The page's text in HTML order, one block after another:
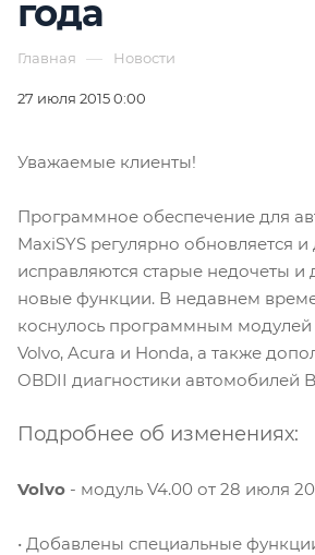
года
Главная — Новости
27 июля 2015 0:00
Уважаемые клиенты!
Программное обеспечение для
MaxiSYS регулярно обновляется
исправляются старые недочеты и
новые функции. В недавнем
коснулось программным
Volvo, Acura и Honda, а также
OBDII диагностики автомобилей
Подробнее об изменениях:
Volvo - модуль V4.00 от 28 июля
• Добавлены специальные